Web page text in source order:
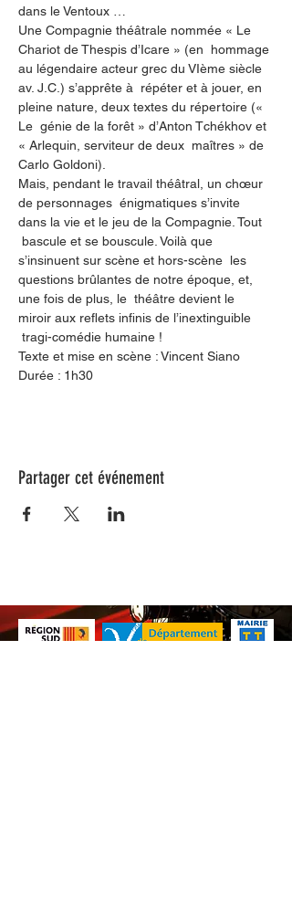
dans le Ventoux …
Une Compagnie théâtrale nommée « Le
Chariot de Thespis d’Icare » (en  hommage
au légendaire acteur grec du VIème siècle
av. J.C.) s’apprête à  répéter et à jouer, en
pleine nature, deux textes du répertoire («
Le  génie de la forêt » d’Anton Tchékhov et
« Arlequin, serviteur de deux  maîtres » de
Carlo Goldoni).
Mais, pendant le travail théâtral, un chœur
de personnages  énigmatiques s’invite
dans la vie et le jeu de la Compagnie. Tout
bascule et se bouscule. Voilà que
s’insinuent sur scène et hors-scène  les
questions brûlantes de notre époque, et,
une fois de plus, le  théâtre devient le
miroir aux reflets infinis de l’inextinguible
tragi-comédie humaine !
Texte et mise en scène : Vincent Siano
Durée : 1h30
Partager cet événement